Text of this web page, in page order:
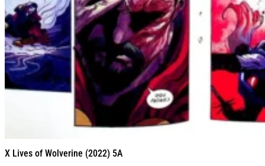
X Lives of Wolverine (2022) 5A